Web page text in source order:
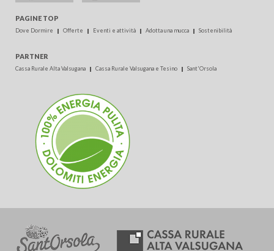
PAGINE TOP
Dove Dormire Offerte Eventi e attività Adotta una mucca Sostenibilità
PARTNER
Cassa Rurale Alta Valsugana Cassa Rurale Valsugana e Tesino Sant'Orsola